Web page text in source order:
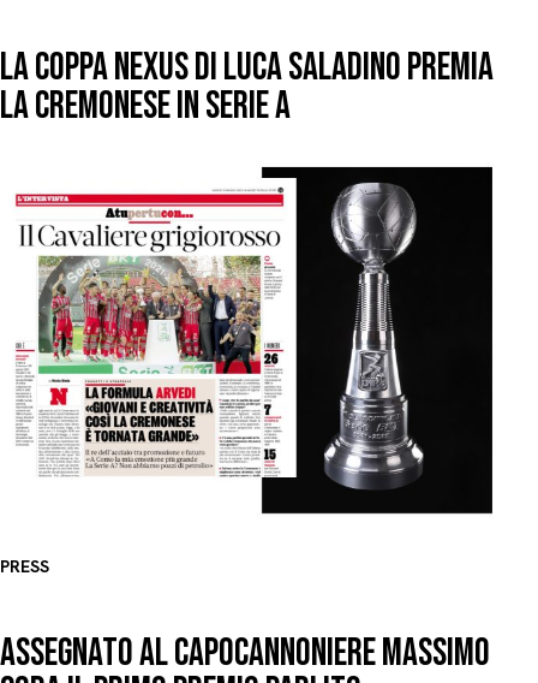
LA COPPA NEXUS DI LUCA SALADINO PREMIA
LA CREMONESE IN SERIE A
PRESS
ASSEGNATO AL CAPOCANNONIERE MASSIMO